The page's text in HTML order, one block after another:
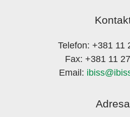
Telefon: +381 11
Fax: +381 11
Email:
Adresa